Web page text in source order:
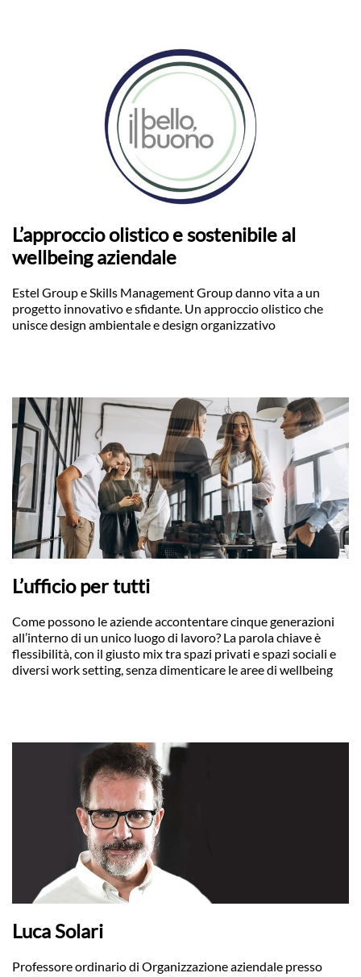
L’approccio olistico e sostenibile al
wellbeing aziendale
Estel Group e Skills Management Group danno vita a un
progetto innovativo e sfidante. Un approccio olistico che
unisce design ambientale e design organizzativo
L’ufficio per tutti
Come possono le aziende accontentare cinque generazioni
all’interno di un unico luogo di lavoro? La parola chiave è
flessibilità, con il giusto mix tra spazi privati e spazi sociali e
diversi work setting, senza dimenticare le aree di wellbeing
Luca Solari
Professore ordinario di Organizzazione aziendale presso